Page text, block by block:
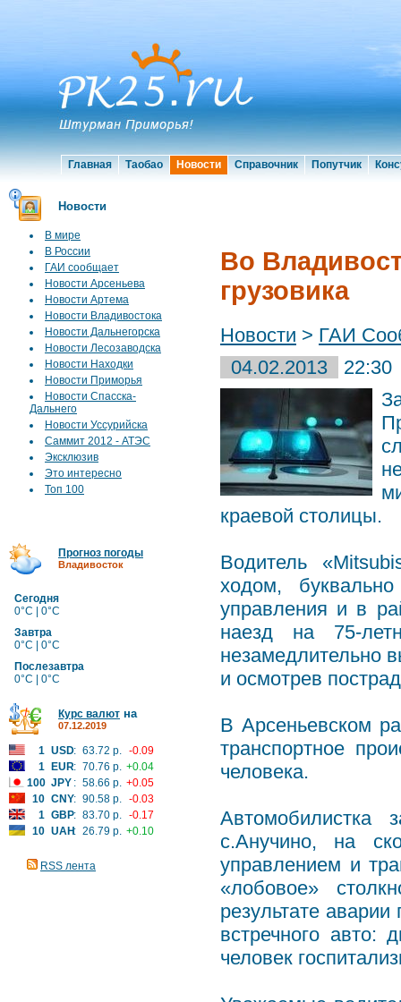
Главная Таобао Новости Справочник Попутчик
Новости
В мире
В России
ГАИ сообщает
Новости Арсеньева
Новости Артема
Новости Владивостока
Новости Дальнегорска
Новости Лесозаводска
Новости Находки
Новости Приморья
Новости Спасска-
Дальнего
Новости Уссурийска
Саммит 2012 - АТЭС
Эксклюзив
Это интересно
Топ 100
Прогноз погоды
Владивосток
Сегодня
0°C | 0°C
Завтра
0°C | 0°C
Послезавтра
0°C | 0°C
Курс валют на
07.12.2019
1 USD: 63.72 р. -0.09
1
EUR: 70.76 р. +0.04
100 JPY : 58.66 р. +0.05
10 CNY: 90.58 р. -0.03
1 GBP: 83.70 р. -0.17
10 UAH: 26.79 р. +0.10
RSS лента
Во
грузовика
Новости > ГАИ
04.02.2013
22:30
краевой столицы.
Водитель
ходом,
управления и в
наезд на 75-
незамедлительно
и осмотрев
В Арсеньевском
транспортное
человека.
Автомобилистка
с.Анучино, на
управлением и
«лобовое»
результате
встречного авто:
человек